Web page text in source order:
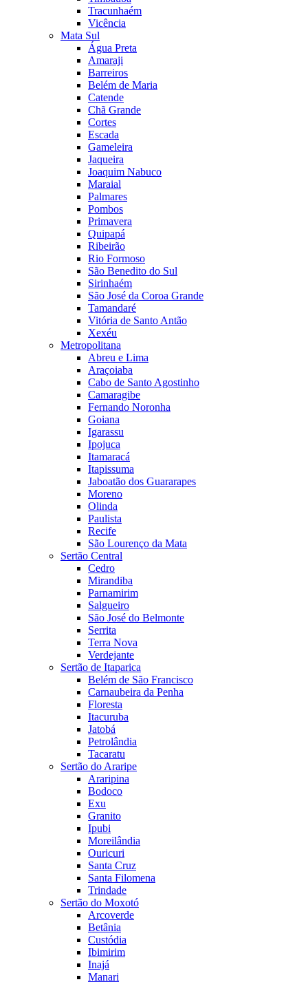
Tracunhaém
Vicência
Mata Sul
Água Preta
Amaraji
Barreiros
Belém de Maria
Catende
Chã Grande
Cortes
Escada
Gameleira
Jaqueira
Joaquim Nabuco
Maraial
Palmares
Pombos
Primavera
Quipapá
Ribeirão
Rio Formoso
São Benedito do Sul
Sirinhaém
São José da Coroa Grande
Tamandaré
Vitória de Santo Antão
Xexéu
Metropolitana
Abreu e Lima
Araçoiaba
Cabo de Santo Agostinho
Camaragibe
Fernando Noronha
Goiana
Igarassu
Ipojuca
Itamaracá
Itapissuma
Jaboatão dos Guararapes
Moreno
Olinda
Paulista
Recife
São Lourenço da Mata
Sertão Central
Cedro
Mirandiba
Parnamirim
Salgueiro
São José do Belmonte
Serrita
Terra Nova
Verdejante
Sertão de Itaparica
Belém de São Francisco
Carnaubeira da Penha
Floresta
Itacuruba
Jatobá
Petrolândia
Tacaratu
Sertão do Araripe
Araripina
Bodoco
Exu
Granito
Ipubi
Moreilândia
Ouricuri
Santa Cruz
Santa Filomena
Trindade
Sertão do Moxotó
Arcoverde
Betânia
Custódia
Ibimirim
Inajá
Manari